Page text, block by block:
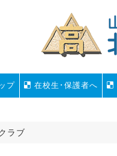
プ 在校生･保護者へ
ラブ